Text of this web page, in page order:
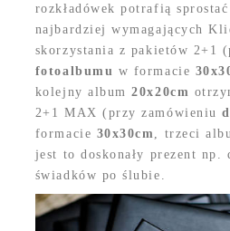
rozkładówek potrafią
najbardziej wymagających
skorzystania z pakietów 2+1
fotoalbumu w formacie
kolejny album20x20cm
2+1 MAX (przy zamówieniu
formacie 30x30cm , trzeci
jest to doskonały prezent np.
świadków po ślubie.